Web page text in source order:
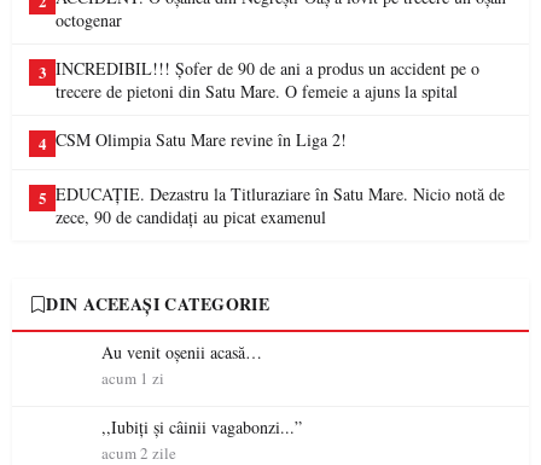
octogenar
3 INCREDIBIL!!! Șofer de 90 de ani a produs un accident pe o
trecere de pietoni din Satu Mare. O femeie a ajuns la spital
4 CSM Olimpia Satu Mare revine în Liga 2!
5 EDUCAȚIE. Dezastru la Titluraziare în Satu Mare. Nicio notă de
zece, 90 de candidați au picat examenul
DIN ACEEAȘI CATEGORIE
Au venit oșenii acasă…
acum 1 zi
,,Iubiți și câinii vagabonzi...”
acum 2 zile